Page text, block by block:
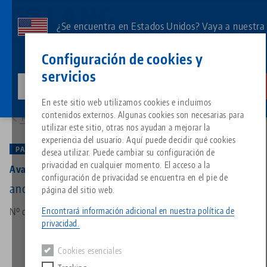
Configuración de cookies y
servicios
En este sitio web utilizamos cookies e incluimos
contenidos externos. Algunas cookies son necesarias para
utilizar este sitio, otras nos ayudan a mejorar la
experiencia del usuario. Aquí puede decidir qué cookies
desea utilizar. Puede cambiar su configuración de
privacidad en cualquier momento. El acceso a la
configuración de privacidad se encuentra en el pie de
página del sitio web.
Encontrará información adicional en nuestra política de
privacidad.
Cookies esenciales
contenido
¿Se encuentra en Estados Unidos? Vaya a nuestra
de su país.
Todo de una sola fuente
Sistema de sujeción de punto
Portapiezas
Grupo de
Tipos de productos
Resumen de productos
Acerca de LANG
Filosofía
Innovaciones
Descargas
FAQ
Solicitud de catálogo
Blog
Noticias
Eventos
Productos correspondientes
Lo sentimos. No hemos podido encontrar ningún resultado.
Ir a la página del producto
Search
Descargas
Breadcrumb
Resumen de productos
PATENTADO
Avanti 77, Base Mordaza
ancho de mandíbula 46 mm
Nº de artículo 44771-46